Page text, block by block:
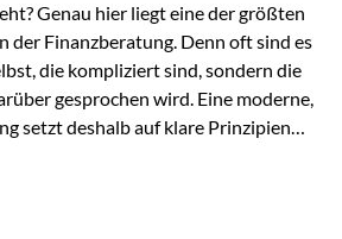
Genau hier liegt eine der größten
der Finanzberatung. Denn oft sind es
die kompliziert sind, sondern die
gesprochen wird. Eine moderne,
setzt deshalb auf klare Prinzipien
eine saubere Struktur, breite